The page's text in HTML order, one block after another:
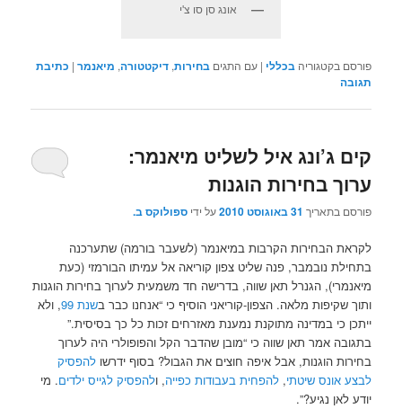
אונג סן סו צ'י
פורסם בקטגוריה בכללי |עם התגים בחירות,דיקטטורה, מיאנמר | כתיבת
תגובה
קים ג’ונג איל לשליט מיאנמר:
ערוך בחירות הוגנות
פורסם בתאריך 31 באוגוסט 2010 על ידיספולוקס ב.
לקראת הבחירות הקרבות במיאנמר (לשעבר בורמה) שתערכנה
בתחילת נובמבר, פנה שליט צפון קוריאה אל עמיתו הבורמזי (כעת
מיאנמרי), הגנרל תאן שווה, בדרישה חד משמעית לערוך בחירות הוגנות
ותוך שקיפות מלאה. הצפון-קוריאני הוסיף כי “אנחנו כבר בשנת 99
, ולא
ייתכן כי במדינה מתוקנת נמענת מאזרחים זכות כל כך בסיסית.”
בתגובה אמר תאן שווה כי “מובן שהדבר הקל והפופולרי היה לערוך
בחירות הוגנות, אבל איפה חוצים את הגבול? בסוף ידרשולהפסיק
לבצע אונס שיטתי,להפחית בעבודות כפייה, ולהפסיק לגייס ילדים. מי
יודע לאן נגיע?”.